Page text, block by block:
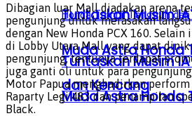
Tuntaskan Musim
Muda Astra Honda
dan Kencang
Tuntaskan Musim
Muda Astra Honda
Dibagian luar Mall diadakan arena
pengunjung untuk merasakan
dengan New Honda PCX 160.
di Lobby Utara Mall yang dapat
pengunjung, tentunya terdapat
juga ganti oli untuk para
Motor Papua menghadirkan perform
Raparty Legi 483 dan penampilan
Black.